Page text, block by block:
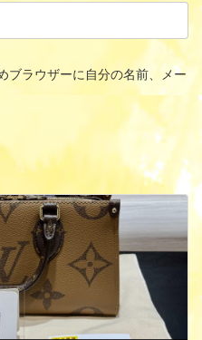
ブラウザーに自分の名前、メー